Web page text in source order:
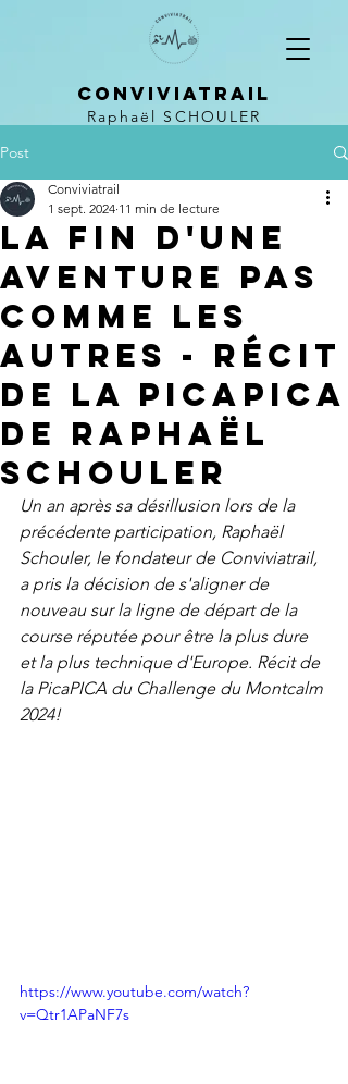
CONVIVIATRAIL
Raphaël SCHOULER
Post
La fin d'une
aventure pas
comme les
autres - récit
de la picapica
de raphaël
Schouler
Conviviatrail
1 sept. 2024 11 min de lecture
Un an après sa désillusion lors de la
précédente participation, Raphaël
Schouler, le fondateur de Conviviatrail,
a pris la décision de s'aligner de
nouveau sur la ligne de départ de la
course réputée pour être la plus dure
et la plus technique d'Europe. Récit de
la PicaPICA du Challenge du Montcalm
2024!
https://www.youtube.com/watch?
v=Qtr1APaNF7s